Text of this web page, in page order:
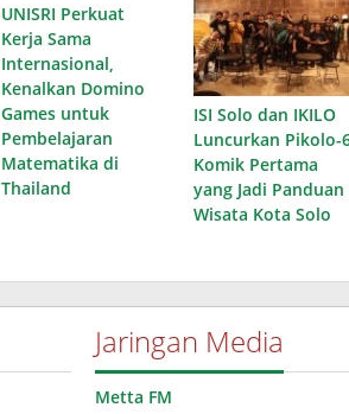
UNISRI Perkuat
Kerja Sama
Internasional,
Kenalkan Domino
Games untuk
Pembelajaran
Matematika di
Thailand
ISI Solo dan IKILO
Luncurkan Pikolo-
Komik Pertama
yang Jadi Panduan
Wisata Kota Solo
Jaringan Media
Metta FM